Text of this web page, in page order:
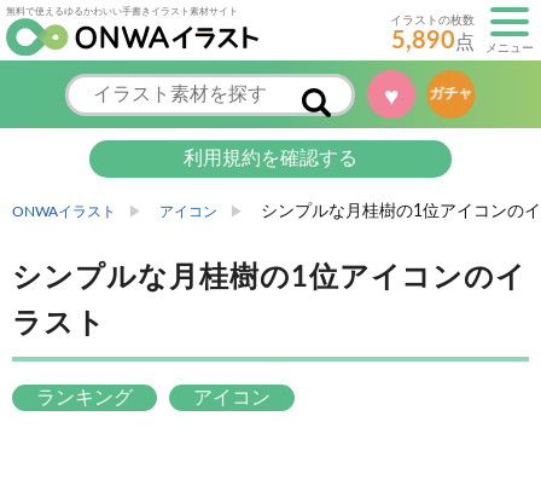
無料で使えるゆるかわいい手書きイラスト素材サイト
イラストの枚数
5,890点 メニュー
♥ ガチャ
利用規約を確認する
ONWAイラスト アイコン シンプルな月桂樹の1位アイコンの
シンプルな月桂樹の1位アイコンのイ
ラスト
ランキング アイコン